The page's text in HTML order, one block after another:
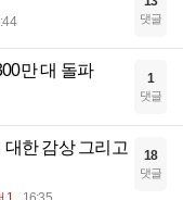
댓글
만 대 돌파 1
댓글
한 감상 그리고
18
댓글